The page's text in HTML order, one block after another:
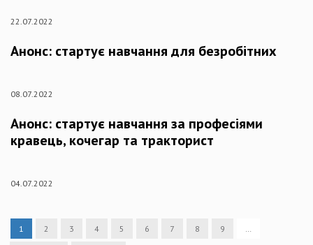
22.07.2022
Анонс: стартує навчання для безробітних
08.07.2022
Анонс: стартує навчання за професіями
кравець, кочегар та тракторист
04.07.2022
1 2 3 4 5 6 7 8 9